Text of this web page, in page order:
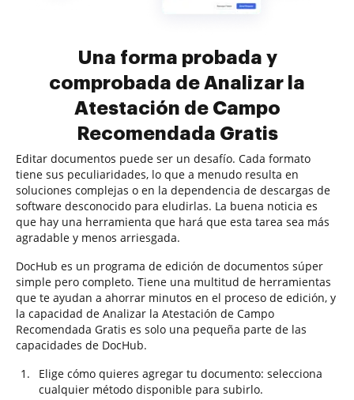
Una forma probada y
comprobada de Analizar la
Atestación de Campo
Recomendada Gratis
Editar documentos puede ser un desafío. Cada formato
tiene sus peculiaridades, lo que a menudo resulta en
soluciones complejas o en la dependencia de descargas de
software desconocido para eludirlas. La buena noticia es
que hay una herramienta que hará que esta tarea sea más
agradable y menos arriesgada.
DocHub es un programa de edición de documentos súper
simple pero completo. Tiene una multitud de herramientas
que te ayudan a ahorrar minutos en el proceso de edición, y
la capacidad de Analizar la Atestación de Campo
Recomendada Gratis es solo una pequeña parte de las
capacidades de DocHub.
Elige cómo quieres agregar tu documento: selecciona
cualquier método disponible para subirlo.